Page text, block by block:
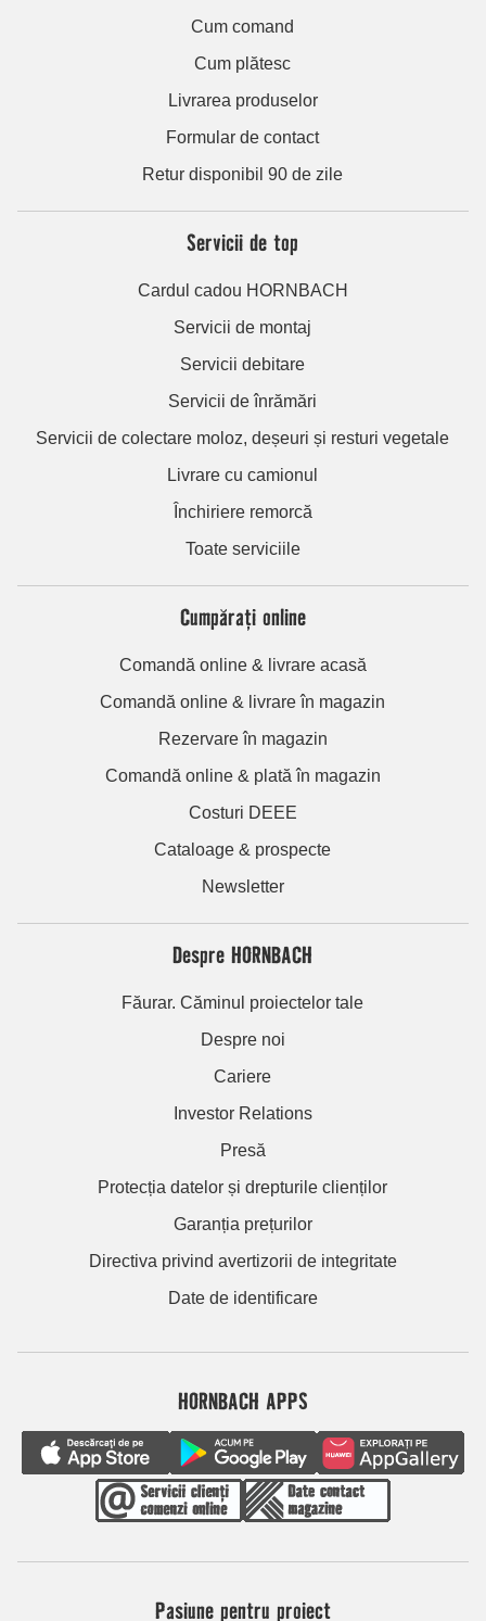
Cum comand
Cum plătesc
Livrarea produselor
Formular de contact
Retur disponibil 90 de zile
Servicii de top
Cardul cadou HORNBACH
Servicii de montaj
Servicii debitare
Servicii de înrămări
Servicii de colectare moloz, deșeuri și resturi vegetale
Livrare cu camionul
Închiriere remorcă
Toate serviciile
Cumpărați online
Comandă online & livrare acasă
Comandă online & livrare în magazin
Rezervare în magazin
Comandă online & plată în magazin
Costuri DEEE
Cataloage & prospecte
Newsletter
Despre HORNBACH
Făurar. Căminul proiectelor tale
Despre noi
Cariere
Investor Relations
Presă
Protecția datelor și drepturile clienților
Garanția prețurilor
Directiva privind avertizorii de integritate
Date de identificare
HORNBACH APPS
Pasiune pentru proiect